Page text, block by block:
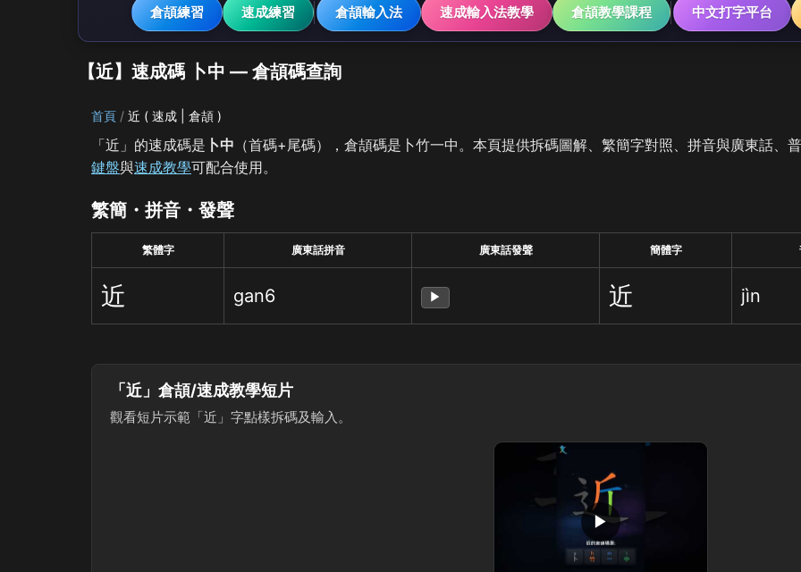
倉頡練習 速成練習 倉頡輸入法 速成輸入法教學 倉頡教學課程 中文打字平台
【近】速成碼 卜中 — 倉頡碼查詢
首頁 近 ( 速成 | 倉頡 )
「近」的速成碼是 卜中 （首碼+尾碼），倉頡碼是卜竹一中。本頁提供拆碼圖解、繁簡字對照、拼音與廣東話、
鍵盤與速成教學可配合使用。
繁簡・拼音・發聲
繁體字 廣東話拼音 廣東話發聲 簡體字
近 gan6 ▶ 近 jìn
「近」倉頡/速成教學短片
觀看短片示範「近」字點樣拆碼及輸入。
▶